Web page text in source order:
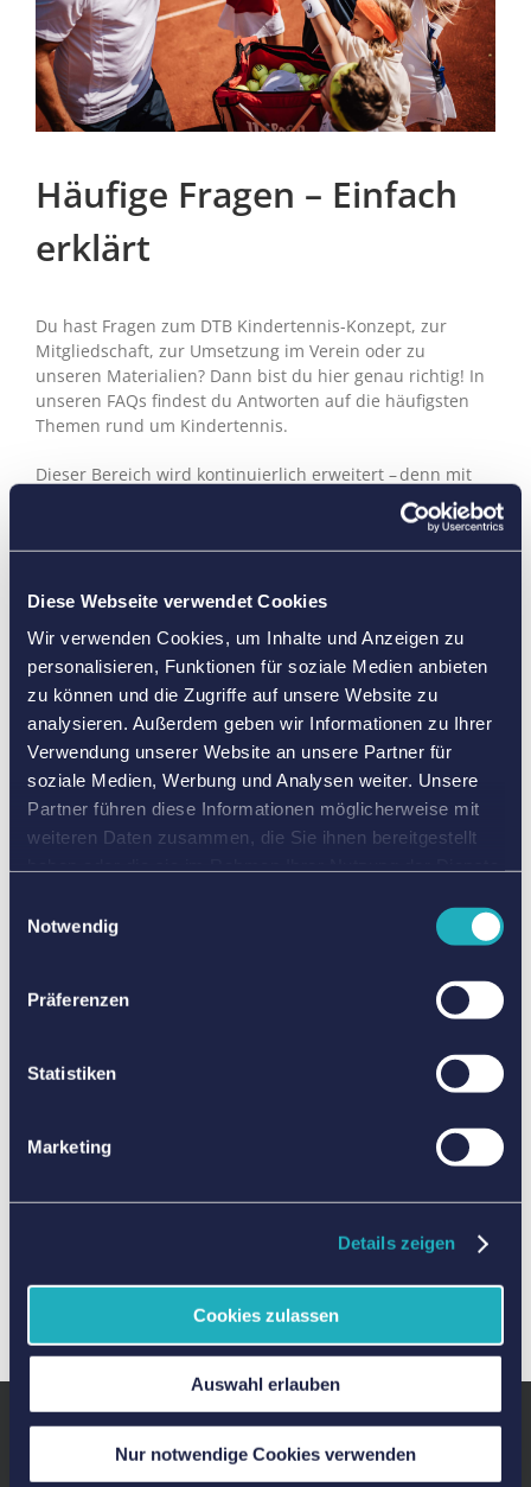
Diese Webseite verwendet Cookies
Wir verwenden Cookies, um Inhalte und Anzeigen zu
personalisieren, Funktionen für soziale Medien anbieten
zu können und die Zugriffe auf unsere Website zu
analysieren. Außerdem geben wir Informationen zu Ihrer
Verwendung unserer Website an unsere Partner für
soziale Medien, Werbung und Analysen weiter. Unsere
Partner führen diese Informationen möglicherweise mit
weiteren Daten zusammen, die Sie ihnen bereitgestellt
Cookies, wenn Sie unsere Webseite weiterhin nutzen.
Notwendig
Präferenzen
Statistiken
Marketing
Details zeigen
Cookies zulassen
Auswahl erlauben
Nur notwendige Cookies verwenden
Häufige Fragen – Einfach
erklärt
Du hast Fragen zum DTB Kindertennis-Konzept, zur
Mitgliedschaft, zur Umsetzung im Verein oder zu
unseren Materialien? Dann bist du hier genau richtig! In
unseren FAQs findest du Antworten auf die häufigsten
Themen rund um Kindertennis.
Dieser Bereich wird kontinuierlich erweitert – denn mit
dem Start des neuen Konzepts kommen immer wieder
neue Fragen auf. Schau also gerne regelmäßig vorbei,
wenn du auf dem Laufenden bleiben möchtest.
Du hast eine Frage, die hier noch nicht beantwortet wird?
gerne weiter!
Was ist das DTB Kindertennis-Konzept?
Welche Neuerungen zum vorherigen
Talentino Konzept gibt es?
Wo finde ich Informationen zur
Umsetzung im Verein?
gebunden?
An wen kann ich mich bei Fragen
Wie wird das Konzept in der
SERVICE FÜR VEREINE